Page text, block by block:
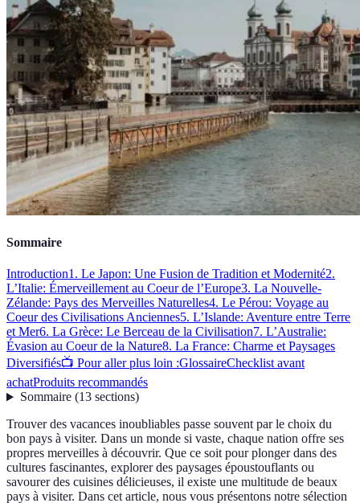
Sommaire
Introduction1. Le Japon: Une Fusion de Tradition et Modernité2.
L’Italie: Émerveillement au Coeur de l’Europe3. La Nouvelle-
Zélande: Pays des Merveilles Naturelles4. Le Pérou: Voyage au
Coeur des Civilisations Anciennes5. L’Islande: Aventure entre Terre
et Mer6. La Grèce: Le Berceau de la Civilisation7. L’Australie:
Évasion au Coeur de la Nature8. La France: Charme et Paysages
Diversifiés📺 Pour aller plus loin :GlossaireChecklist avant
achatProduits recommandés
Sommaire(13 sections)
Trouver des vacances inoubliables passe souvent par le choix du
bon pays à visiter. Dans un monde si vaste, chaque nation offre ses
propres merveilles à découvrir. Que ce soit pour plonger dans des
cultures fascinantes, explorer des paysages époustouflants ou
savourer des cuisines délicieuses, il existe une multitude de beaux
pays à visiter. Dans cet article, nous vous présentons notre sélection